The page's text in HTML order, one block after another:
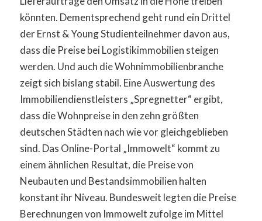
könnten. Dementsprechend geht rund ein Drittel
der Ernst & Young Studienteilnehmer davon aus,
dass die Preise bei Logistikimmobilien steigen
werden. Und auch die Wohnimmobilienbranche
zeigt sich bislang stabil. Eine Auswertung des
Immobiliendienstleisters „Spregnetter“ ergibt,
dass die Wohnpreise in den zehn größten
deutschen Städten nach wie vor gleichgeblieben
sind. Das Online-Portal „Immowelt“ kommt zu
einem ähnlichen Resultat, die Preise von
Neubauten und Bestandsimmobilien halten
konstant ihr Niveau. Bundesweit legten die Preise
Berechnungen von Immowelt zufolge im Mittel